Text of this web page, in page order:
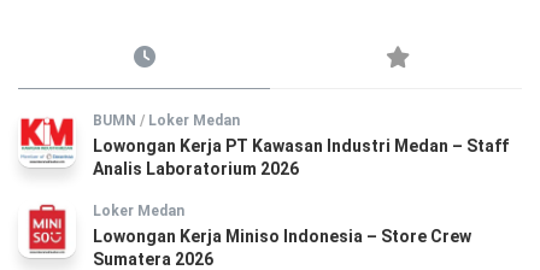
BUMN / Loker Medan
Lowongan Kerja PT Kawasan Industri Medan – Staff
Analis Laboratorium 2026
Loker Medan
Lowongan Kerja Miniso Indonesia – Store Crew
Sumatera 2026